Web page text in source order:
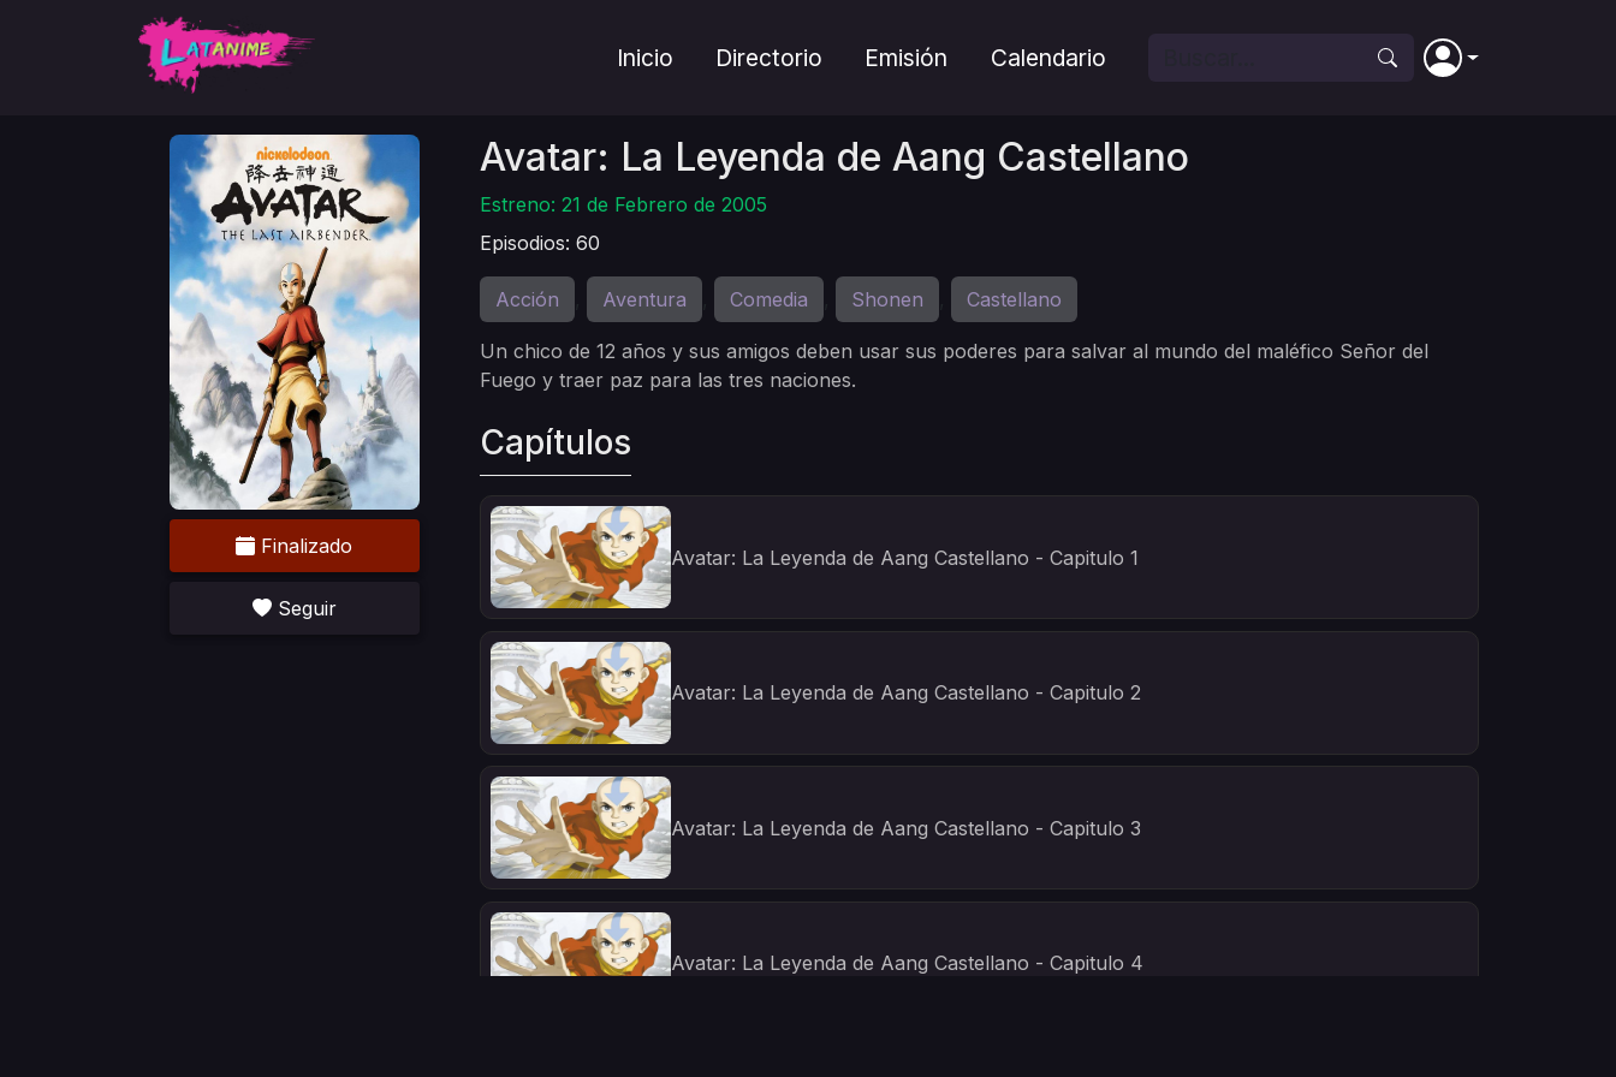
Inicio Directorio Emisión Calendario
Finalizado
Seguir
Avatar: La Leyenda de Aang Castellano
Estreno: 21 de Febrero de 2005
Episodios: 60
Acción Aventura Comedia Shonen Castellano
Un chico de 12 años y sus amigos deben usar sus poderes para salvar al mundo del maléfico Señor del
Fuego y traer paz para las tres naciones.
Capítulos
Avatar: La Leyenda de Aang Castellano - Capitulo 1
Avatar: La Leyenda de Aang Castellano - Capitulo 2
Avatar: La Leyenda de Aang Castellano - Capitulo 3
Avatar: La Leyenda de Aang Castellano - Capitulo 4